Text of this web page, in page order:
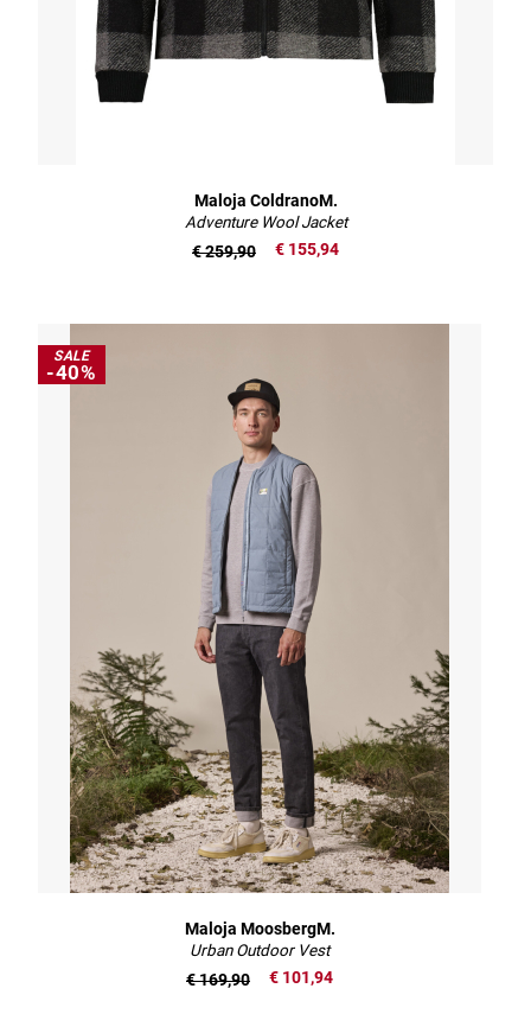
Maloja ColdranoM.
Adventure Wool Jacket
€ 155,94
€ 259,90
SALE
-40%
Maloja MoosbergM.
Urban Outdoor Vest
€ 101,94
€ 169,90